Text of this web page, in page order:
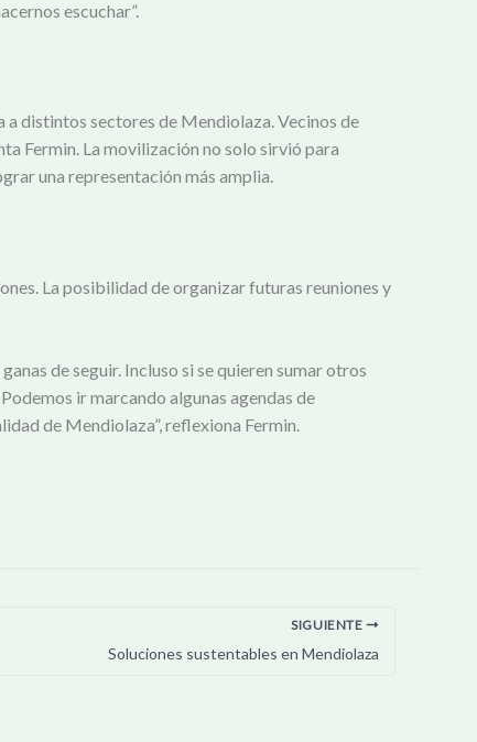
escuchar”.
a distintos sectores de Mendiolaza. Vecinos de
Fermin. La movilización no solo sirvió para
una representación más amplia.
La posibilidad de organizar futuras reuniones y
de seguir. Incluso si se quieren sumar otros
ir marcando algunas agendas de
de Mendiolaza”, reflexiona Fermin.
SIGUIENTE
Soluciones sustentables en Mendiolaza